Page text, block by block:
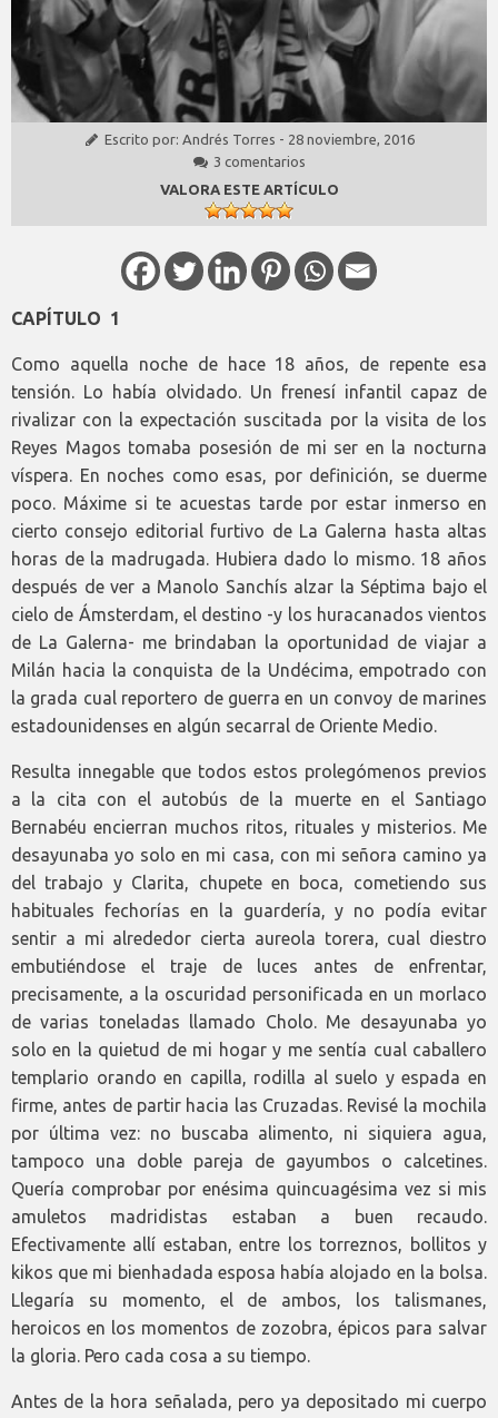
Escrito por: Andrés Torres - 28 noviembre, 2016
3 comentarios
VALORA ESTE ARTÍCULO
CAPÍTULO 1
Como aquella noche de hace 18 años, de repente esa
tensión. Lo había olvidado. Un frenesí infantil capaz de
rivalizar con la expectación suscitada por la visita de los
Reyes Magos tomaba posesión de mi ser en la nocturna
víspera. En noches como esas, por definición, se duerme
poco. Máxime si te acuestas tarde por estar inmerso en
cierto consejo editorial furtivo de La Galerna hasta altas
horas de la madrugada. Hubiera dado lo mismo. 18 años
después de ver a Manolo Sanchís alzar la Séptima bajo el
cielo de Ámsterdam, el destino -y los huracanados vientos
de La Galerna- me brindaban la oportunidad de viajar a
Milán hacia la conquista de la Undécima, empotrado con
la grada cual reportero de guerra en un convoy de marines
estadounidenses en algún secarral de Oriente Medio.
Resulta innegable que todos estos prolegómenos previos
a la cita con el autobús de la muerte en el Santiago
Bernabéu encierran muchos ritos, rituales y misterios. Me
desayunaba yo solo en mi casa, con mi señora camino ya
del trabajo y Clarita, chupete en boca, cometiendo sus
habituales fechorías en la guardería, y no podía evitar
sentir a mi alrededor cierta aureola torera, cual diestro
embutiéndose el traje de luces antes de enfrentar,
precisamente, a la oscuridad personificada en un morlaco
de varias toneladas llamado Cholo. Me desayunaba yo
solo en la quietud de mi hogar y me sentía cual caballero
templario orando en capilla, rodilla al suelo y espada en
firme, antes de partir hacia las Cruzadas. Revisé la mochila
por última vez: no buscaba alimento, ni siquiera agua,
tampoco una doble pareja de gayumbos o calcetines.
Quería comprobar por enésima quincuagésima vez si mis
amuletos madridistas estaban a buen recaudo.
Efectivamente allí estaban, entre los torreznos, bollitos y
kikos que mi bienhadada esposa había alojado en la bolsa.
Llegaría su momento, el de ambos, los talismanes,
heroicos en los momentos de zozobra, épicos para salvar
la gloria. Pero cada cosa a su tiempo.
Antes de la hora señalada, pero ya depositado mi cuerpo